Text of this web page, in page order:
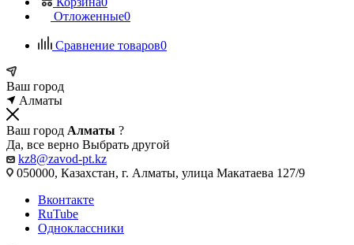
Отложенные0
Сравнение товаров0
Ваш город
Алматы
Ваш город Алматы ?
Да, все верно Выбрать другой
kz8@zavod-pt.kz
050000, Казахстан, г. Алматы, улица Макатаева 127/9
Вконтакте
RuTube
Одноклассники